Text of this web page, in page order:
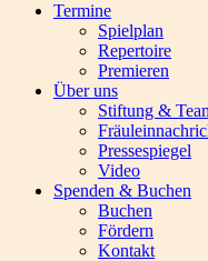
Termine
Spielplan
Repertoire
Premieren
Über uns
Stiftung &
Pressespiegel
Video
Spenden & Buchen
Buchen
Fördern
Kontakt